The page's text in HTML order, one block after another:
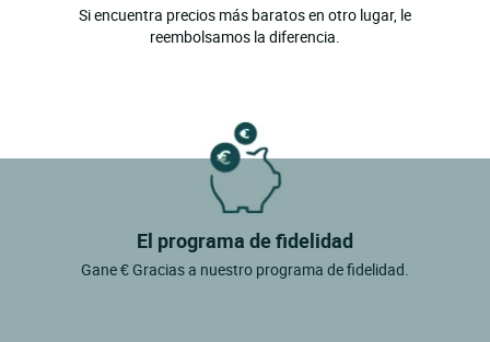
Si encuentra precios más baratos en otro lugar, le
reembolsamos la diferencia.
El programa de fidelidad
Gane € Gracias a nuestro programa de fidelidad.